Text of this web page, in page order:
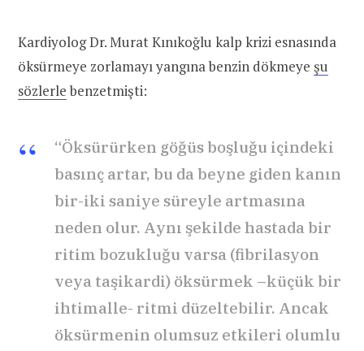
Kardiyolog Dr. Murat Kınıkoğlu kalp krizi esnasında
öksürmeye zorlamayı yangına benzin dökmeye şu
sözlerlebenzetmişti:
“Öksürürken göğüs boşluğu içindeki
basınç artar, bu da beyne giden kanın
bir-iki saniye süreyle artmasına
neden olur. Aynı şekilde hastada bir
ritim bozukluğu varsa (fibrilasyon
veya taşikardi) öksürmek –küçük bir
ihtimalle- ritmi düzeltebilir. Ancak
öksürmenin olumsuz etkileri olumlu